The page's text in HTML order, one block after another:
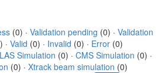
(0) · Validation pending (0) · Validation
· Valid (0) · Invalid (0) · Error (0)
Simulation (0) · CMS Simulation (0) ·
(0) · Xtrack beam simulation (0)